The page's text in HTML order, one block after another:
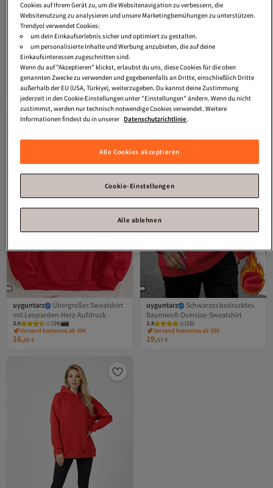
Trendyol Curve
Rotes
Oversize/Relaxtes Basic-
Bisikletkragen Sweatshirt aus
dickem/internem Fleece
TBBAW25AO00008
4.4 (116)
Versand kostenlos ab 35€
25,74 €
detailliertes, normal geschnittenes
Strick-Sweatshirt mit
Rundhalsausschnitt in Übergröße
TBBAW25AO00040
4.5 (58)
Versand kostenlos ab 35€
19,16 €
uyguntarz
Übergroßes Sweatshirt
mit Leoparden-Herz-Aufdruck
3.6 (34)
Versand kostenlos ab 35€
16,86€
uyguntarz
Schwarzes bedrucktes
Baumwoll-Oversize-Sweatshirt
3.8 (10)
Versand kostenlos ab 35€
19,57€
Cookies auf Ihrem Gerät zu, um die Websitenavigation zu verbessern, die
Websitenutzung zu analysieren und unsere Marketingbemühungen zu unterstützen.
Trendyol verwendet Cookies:
um dein Einkaufserlebnis sicher und optimiert zu gestalten.
um personalisierte Inhalte und Werbung anzubieten, die auf deine
Einkaufsinteressen zugeschnitten sind.
Wenn du auf "Akzeptieren" klickst, erlaubst du uns, diese Cookies für die oben
genannten Zwecke zu verwenden und gegebenenfalls an Dritte, einschließlich Dritte
außerhalb der EU (USA, Türkiye), weiterzugeben. Du kannst deine Zustimmung
jederzeit in den Cookie-Einstellungen unter "Einstellungen" ändern. Wenn du nicht
zustimmst, werden nur technisch notwendige Cookies verwendet. Weitere
Informationen findest du in unserer Datenschutzrichtlinie.
Alle Cookies akzeptieren
Cookie-Einstellungen
Alle ablehnen